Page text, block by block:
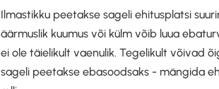
Ilmastikku peetakse sageli ehitusplatsi
äärmuslik kuumus või külm võib luua
ei ole täielikult vaenulik. Tegelikult võivad
sageli peetakse ebasoodsaks - mängida